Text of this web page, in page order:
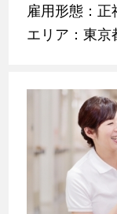
雇用形態：正
エリア：東京